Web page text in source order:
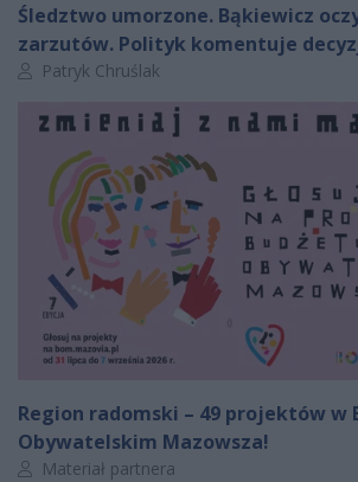
Śledztwo umorzone. Bąkiewicz
zarzutów. Polityk komentuje
Autor artykułu:
Patryk Chruślak
Region radomski – 49 projektów w
Obywatelskim Mazowsza!
Autor artykułu:
Materiał partnera